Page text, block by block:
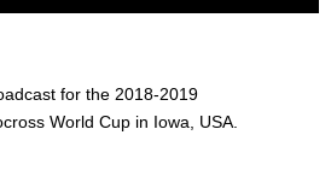
for the 2018-2019
World Cup in Iowa, USA.